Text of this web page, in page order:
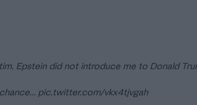
Epstein did not introduce me to Donald
pic.twitter.com/vkx4tjvgah